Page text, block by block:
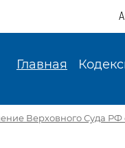
Главная
Верховного Суда РФ